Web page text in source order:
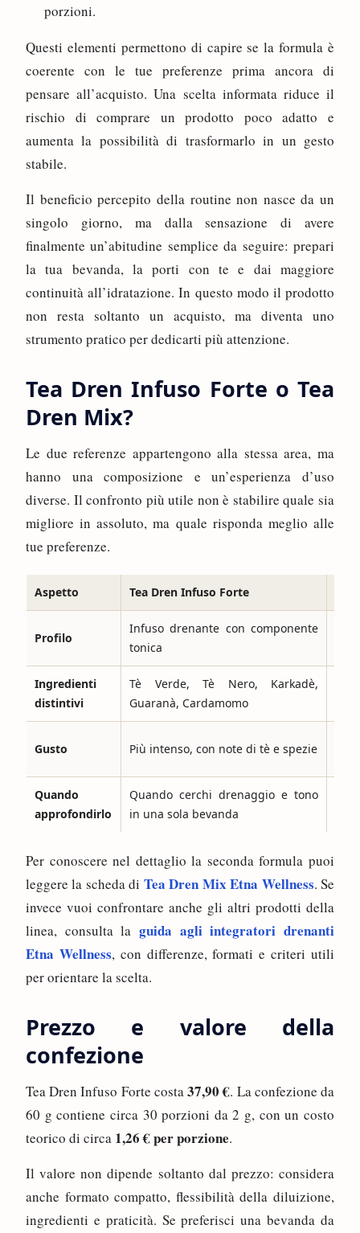
porzioni.
Questi elementi permettono di capire se la formula è
coerente con le tue preferenze prima ancora di
pensare all’acquisto. Una scelta informata riduce il
rischio di comprare un prodotto poco adatto e
aumenta la possibilità di trasformarlo in un gesto
stabile.
Il beneficio percepito della routine non nasce da un
singolo giorno, ma dalla sensazione di avere
finalmente un’abitudine semplice da seguire: prepari
la tua bevanda, la porti con te e dai maggiore
continuità all’idratazione. In questo modo il prodotto
non resta soltanto un acquisto, ma diventa uno
strumento pratico per dedicarti più attenzione.
Tea Dren Infuso Forte o Tea
Dren Mix?
Le due referenze appartengono alla stessa area, ma
hanno una composizione e un’esperienza d’uso
diverse. Il confronto più utile non è stabilire quale sia
migliore in assoluto, ma quale risponda meglio alle
tue preferenze.
Aspetto Tea Dren Infuso Forte
Profilo
Infuso drenante con componente
tonica
Ingredienti
distintivi
Tè Verde, Tè Nero, Karkadè,
Guaranà, Cardamomo
Gusto Più intenso, con note di tè e spezie
Quando
approfondirlo
Quando cerchi drenaggio e tono
in una sola bevanda
Per conoscere nel dettaglio la seconda formula puoi
leggere la scheda di Tea Dren Mix Etna Wellness. Se
invece vuoi confrontare anche gli altri prodotti della
linea, consulta la guida agli integratori drenanti
Etna Wellness, con differenze, formati e criteri utili
per orientare la scelta.
Prezzo e valore della
confezione
Tea Dren Infuso Forte costa37,90 €. La confezione da
60 g contiene circa 30 porzioni da 2 g, con un costo
teorico di circa 1,26 € per porzione.
Il valore non dipende soltanto dal prezzo: considera
anche formato compatto, flessibilità della diluizione,
ingredienti e praticità. Se preferisci una bevanda da